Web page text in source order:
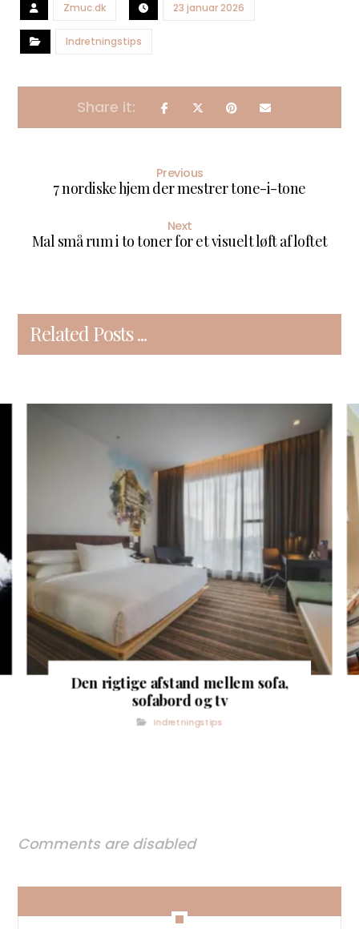
Zmuc.dk 23 januar 2026
Indretningstips
Previous
7 nordiske hjem der mestrer tone-i-tone
Next
Mal små rum i to toner for et visuelt løft af loftet
Related Posts ...
Den rigtige afstand mellem sofa,
sofabord og tv
Indretningstips
Comments are disabled